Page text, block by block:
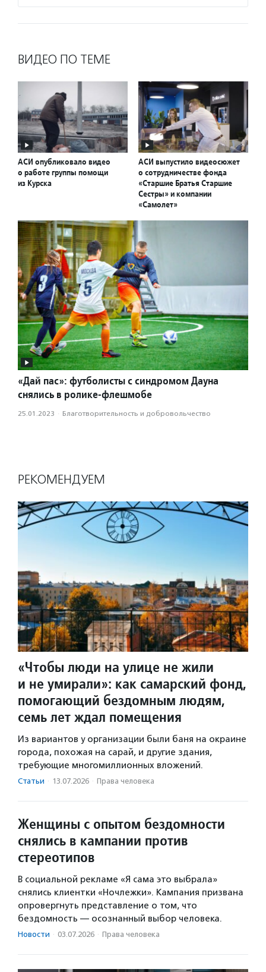
ВИДЕО ПО ТЕМЕ
АСИ опубликовало видео
о работе группы помощи
из Курска
АСИ выпустило видеосюжет
о сотрудничестве фонда
«Старшие Братья Старшие
Сестры» и компании
«Самолет»
«Дай пас»: футболисты с синдромом Дауна
снялись в ролике-флешмобе
25.01.2023 · Благотвори­тель­ность и доброволь­чест­во
РЕКОМЕНДУЕМ
«Чтобы люди на улице не жили
и не умирали»: как самарский фонд,
помогающий бездомным людям,
семь лет ждал помещения
Из вариантов у организации были баня на окраине
города, похожая на сарай, и другие здания,
требующие многомиллионных вложений.
Статьи · 13.07.2026 · Права человека
Женщины с опытом бездомности
снялись в кампании против
стереотипов
В социальной рекламе «Я сама это выбрала»
снялись клиентки «Ночлежки». Кампания призвана
опровергнуть представление о том, что
бездомность — осознанный выбор человека.
Новости · 03.07.2026 · Права человека